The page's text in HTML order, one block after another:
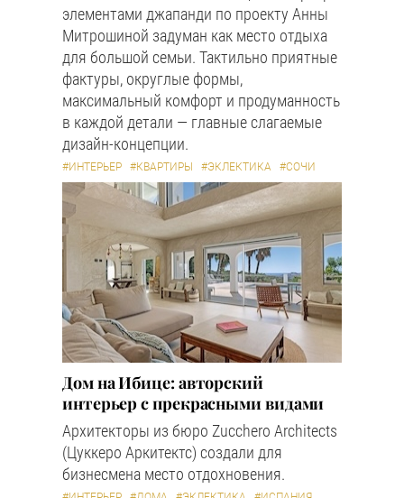
элементами джапанди по проекту Анны
Митрошиной задуман как место отдыха
для большой семьи. Тактильно приятные
фактуры, округлые формы,
максимальный комфорт и продуманность
в каждой детали — главные слагаемые
дизайн-концепции.
#ИНТЕРЬЕР #КВАРТИРЫ #ЭКЛЕКТИКА #СОЧИ
Дом на Ибице: авторский
интерьер с прекрасными видами
Архитекторы из бюро Zucchero Architects
(Цуккеро Аркитектс) создали для
бизнесмена место отдохновения.